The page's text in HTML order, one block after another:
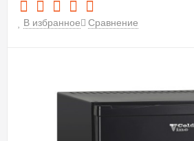
В избранное Сравнение